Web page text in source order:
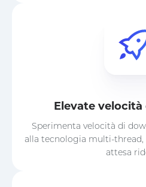
Elevate velocità
Sperimenta velocità di
alla tecnologia multi-
attesa